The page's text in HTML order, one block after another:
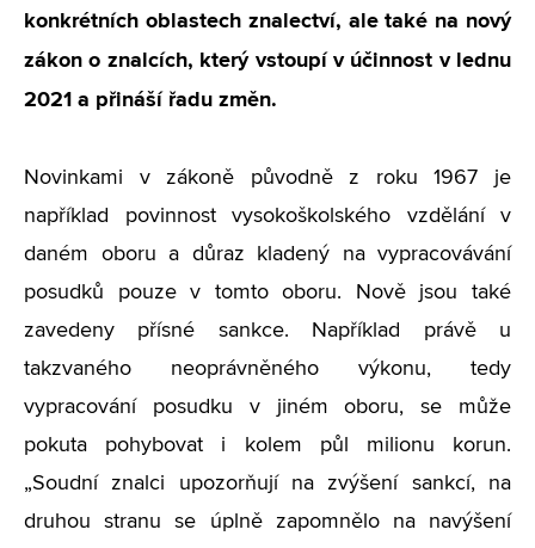
konkrétních oblastech znalectví, ale také na nový
zákon o znalcích, který vstoupí v účinnost v lednu
2021 a přináší řadu změn.
Novinkami v zákoně původně z roku 1967 je
například povinnost vysokoškolského vzdělání v
daném oboru a důraz kladený na vypracovávání
posudků pouze v tomto oboru. Nově jsou také
zavedeny přísné sankce. Například právě u
takzvaného neoprávněného výkonu, tedy
vypracování posudku v jiném oboru, se může
pokuta pohybovat i kolem půl milionu korun.
„Soudní znalci upozorňují na zvýšení sankcí, na
druhou stranu se úplně zapomnělo na navýšení